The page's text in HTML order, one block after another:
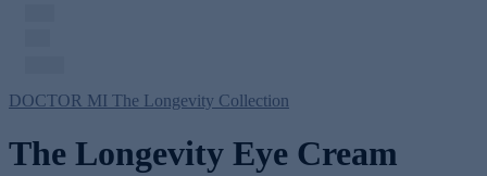
DOCTOR MI The Longevity Collection
The Longevity Eye Cream